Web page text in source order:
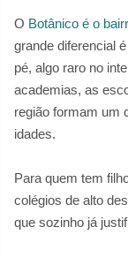
O Botânico é o
grande diferencial
pé, algo raro no
academias, as
região formam um
idades.
Para quem tem
colégios de alto
que sozinho já